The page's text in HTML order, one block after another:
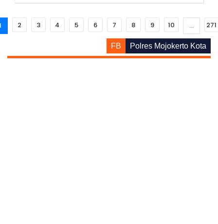
2 3 4 5 6 7 8 9 10 ... 271
FB Polres Mojokerto Kota